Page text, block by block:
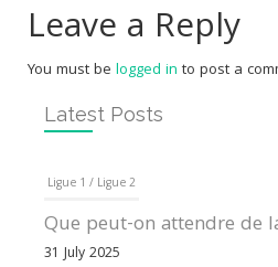
Leave a Reply
You must be logged in to post a
Latest Posts
Ligue 1 / Ligue 2
Que peut-on attendre de
31 July 2025